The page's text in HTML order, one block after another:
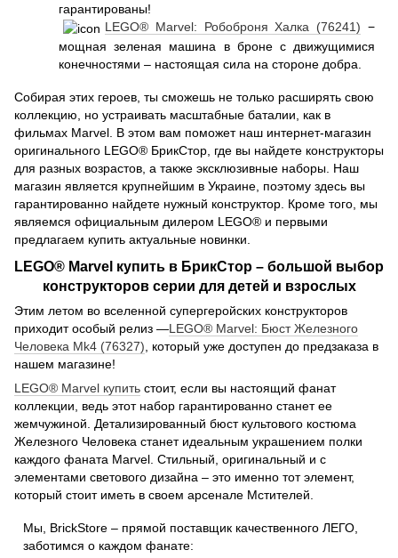
гарантированы!
LEGO® Marvel: Робоброня Халка (76241) −
мощная зеленая машина в броне с движущимися
конечностями – настоящая сила на стороне добра.
Собирая этих героев, ты сможешь не только расширять свою
коллекцию, но устраивать масштабные баталии, как в
фильмах Marvel. В этом вам поможет наш интернет-магазин
оригинального LEGO® БрикСтор, где вы найдете конструкторы
для разных возрастов, а также эксклюзивные наборы. Наш
магазин является крупнейшим в Украине, поэтому здесь вы
гарантированно найдете нужный конструктор. Кроме того, мы
являемся официальным дилером LEGO® и первыми
предлагаем купить актуальные новинки.
LEGO® Marvel купить в БрикСтор – большой выбор
конструкторов серии для детей и взрослых
Этим летом во вселенной супергеройских конструкторов
приходит особый релиз —LEGO® Marvel: Бюст Железного
Человека Mk4 (76327), который уже доступен до предзаказа в
нашем магазине!
LEGO® Marvel купить стоит, если вы настоящий фанат
коллекции, ведь этот набор гарантированно станет ее
жемчужиной. Детализированный бюст культового костюма
Железного Человека станет идеальным украшением полки
каждого фаната Marvel. Стильный, оригинальный и с
элементами светового дизайна – это именно тот элемент,
который стоит иметь в своем арсенале Мстителей.
Мы, BrickStore – прямой поставщик качественного ЛЕГО,
заботимся о каждом фанате: